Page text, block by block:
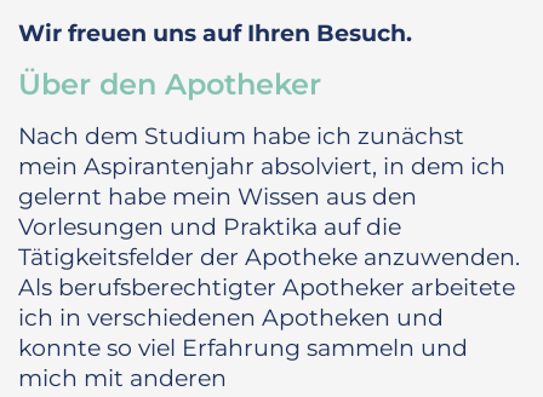
Wir freuen uns auf Ihren Besuch.
Über den Apotheker
Nach dem Studium habe ich zunächst
mein Aspirantenjahr absolviert, in dem ich
gelernt habe mein Wissen aus den
Vorlesungen und Praktika auf die
Tätigkeitsfelder der Apotheke anzuwenden.
Als berufsberechtigter Apotheker arbeitete
ich in verschiedenen Apotheken und
konnte so viel Erfahrung sammeln und
mich mit anderen